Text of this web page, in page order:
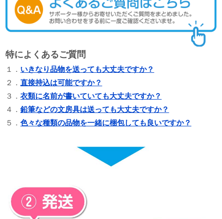
特によくあるご質問
１． いきなり品物を送っても大丈夫ですか？
２．直接持込は可能ですか？
３．衣類に名前が書いていても大丈夫ですか？
４．鉛筆などの文房具は送っても大丈夫ですか？
５．色々な種類の品物を一緒に梱包しても良いですか？